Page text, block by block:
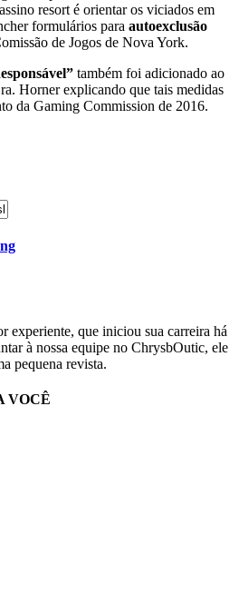
resort é orientar os viciados em
formulários para autoexclusão
de Jogos de Nova York.
também foi adicionado ao
Horner explicando que tais medidas
da Gaming Commission de 2016.
experiente, que iniciou sua carreira há
à nossa equipe no ChrysbOutic, ele
pequena revista.
VOCÊ